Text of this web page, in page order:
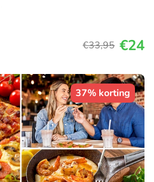
€33,95 €24
37% korting